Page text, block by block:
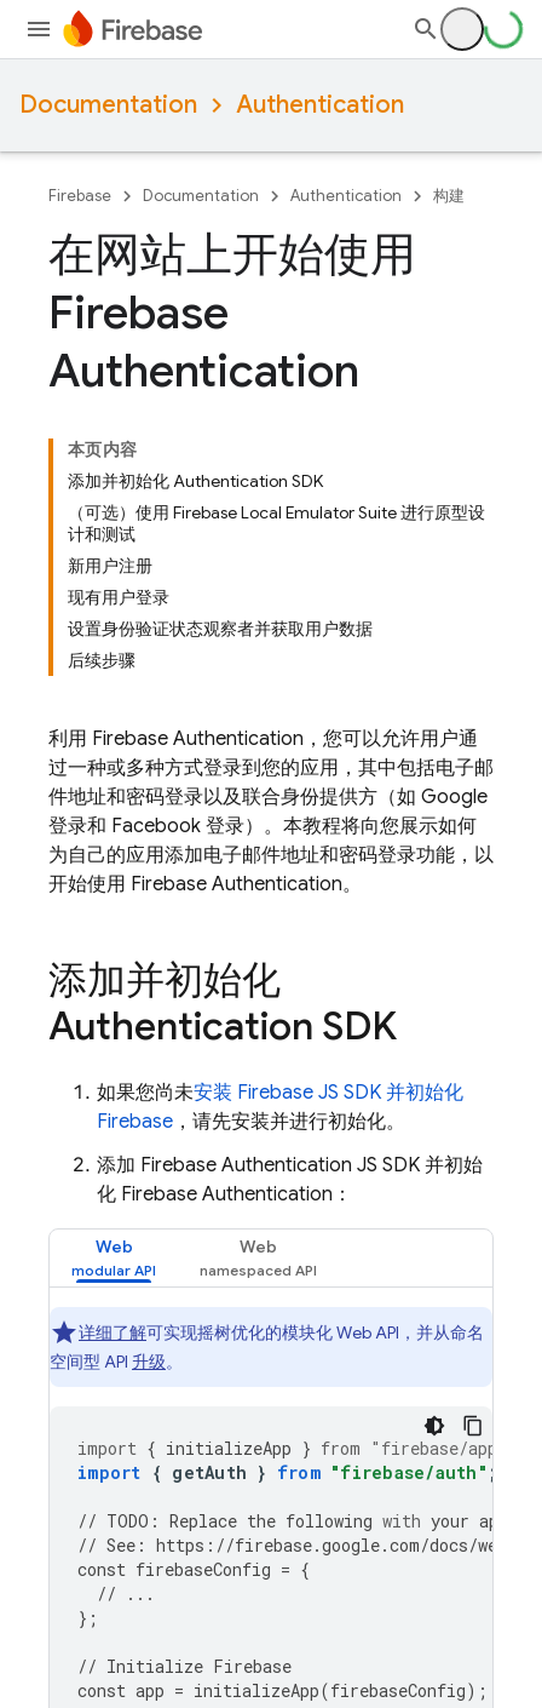
Documentation Authentication
Firebase Documentation Authentication 构建
在网站上开始使用
Firebase
Authentication
本页内容
添加并初始化 Authentication SDK
（可选）使用 Firebase Local Emulator Suite 进行原型设
计和测试
新用户注册
现有用户登录
设置身份验证状态观察者并获取用户数据
后续步骤
利用 Firebase Authentication ，您可以允许用户通
过一种或多种方式登录到您的应用，其中包括电子邮
件地址和密码登录以及联合身份提供方（如 Google
登录和 Facebook 登录）。本教程将向您展示如何
为自己的应用添加电子邮件地址和密码登录功能，以
开始使用 Firebase Authentication。
添加并初始化
Authentication SDK
如果您尚未安装 Firebase JS SDK 并初始化
Firebase ，请先安装并进行初始化。
添加 Firebase Authentication JS SDK 并初始
化 Firebase Authentication ：
Web Web
详细了解可实现摇树优化的模块化 Web API，并从命名
空间型 API 升级。
import { initializeApp } from "firebase/app"
import { getAuth } from "firebase/auth" ;
// TODO : Replace the following with your app
// See : https : //firebase.google.com/docs/web
const firebaseConfig = {
//
...
};
// Initialize Firebase
const app = initializeApp(firebaseConfig);